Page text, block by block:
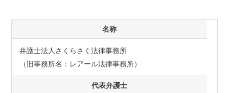
名称
弁護士法人さくらさく法律事務所
（旧事務所名：レアール法律事務所）
代表弁護士